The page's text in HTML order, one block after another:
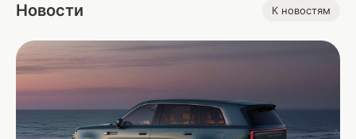
Новости К новостям